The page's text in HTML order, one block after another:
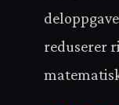
reduserer